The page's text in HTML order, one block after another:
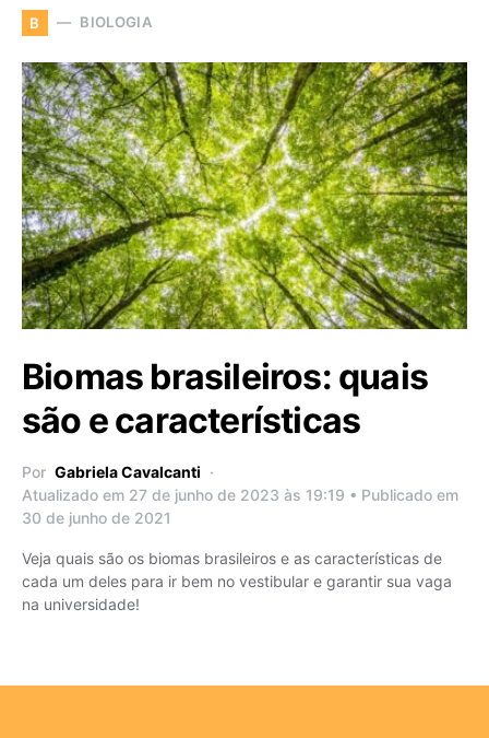
B BIOLOGIA
Biomas brasileiros: quais
são e características
Por Gabriela Cavalcanti
Atualizado em 27 de junho de 2023 às 19:19 • Publicado em
30 de junho de 2021
Veja quais são os biomas brasileiros e as características de
cada um deles para ir bem no vestibular e garantir sua vaga
na universidade!